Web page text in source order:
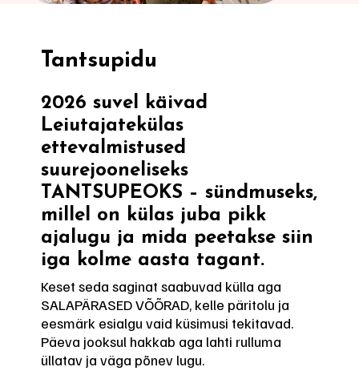
Tantsupidu
2026 suvel käivad
Leiutajatekülas
ettevalmistused
suurejooneliseks
TANTSUPEOKS – sündmuseks,
millel on külas juba pikk
ajalugu ja mida peetakse siin
iga kolme aasta tagant.
Keset seda saginat saabuvad külla aga
SALAPÄRASED VÕÕRAD, kelle päritolu ja
eesmärk esialgu vaid küsimusi tekitavad.
Päeva jooksul hakkab aga lahti rulluma
üllatav ja väga põnev lugu.